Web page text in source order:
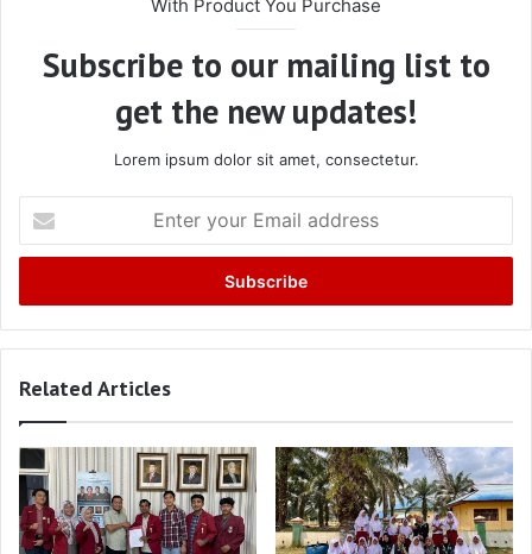
With Product You Purchase
Subscribe to our mailing list to
get the new updates!
Lorem ipsum dolor sit amet, consectetur.
your
Email
Related Articles